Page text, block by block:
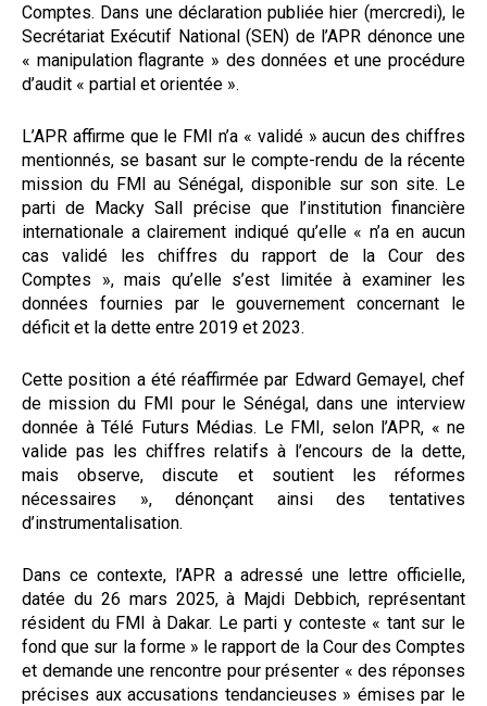
Comptes. Dans une déclaration publiée hier (mercredi), le
Secrétariat Exécutif National (SEN) de l’APR dénonce une
« manipulation flagrante » des données et une procédure
d’audit « partial et orientée ».
L’APR affirme que le FMI n’a « validé » aucun des chiffres
mentionnés, se basant sur le compte-rendu de la récente
mission du FMI au Sénégal, disponible sur son site. Le
parti de Macky Sall précise que l’institution financière
internationale a clairement indiqué qu’elle « n’a en aucun
cas validé les chiffres du rapport de la Cour des
Comptes », mais qu’elle s’est limitée à examiner les
données fournies par le gouvernement concernant le
déficit et la dette entre 2019 et 2023.
Cette position a été réaffirmée par Edward Gemayel, chef
de mission du FMI pour le Sénégal, dans une interview
donnée à Télé Futurs Médias. Le FMI, selon l’APR, « ne
valide pas les chiffres relatifs à l’encours de la dette,
mais observe, discute et soutient les réformes
nécessaires », dénonçant ainsi des tentatives
d’instrumentalisation.
Dans ce contexte, l’APR a adressé une lettre officielle,
datée du 26 mars 2025, à Majdi Debbich, représentant
résident du FMI à Dakar. Le parti y conteste « tant sur le
fond que sur la forme » le rapport de la Cour des Comptes
et demande une rencontre pour présenter « des réponses
précises aux accusations tendancieuses » émises par le